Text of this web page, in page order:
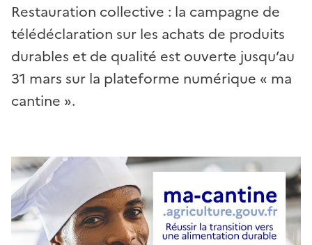
Restauration collective : la campagne de
télédéclaration sur les achats de produits
durables et de qualité est ouverte jusqu’au
31 mars sur la plateforme numérique « ma
cantine ».